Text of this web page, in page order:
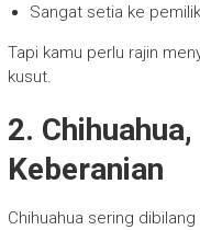
Sangat setia ke
Tapi kamu perlu rajin
kusut.
2.
Keberanian
Chihuahua sering